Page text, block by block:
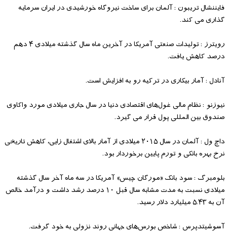
فایننشال تریبون : آلمان برای ساخت نیروگاه خورشیدی در ایران سرمایه
گذاری می کند.
رویترز : تولیدات صنعتی آمریکا در آخرین ماه سال گذشته میلادی ۴ دهم
درصد کاهش یافت.
آنادل : آمار بیکاری در ترکیه رو به افزایش است.
نیوزنو : نظام مالی غول‌های اقتصادی دنیا در سال جاری میلادی مورد واکاوی
صندوق بین المللی پول قرار می گیرد.
داچ ول : آلمان در سال ۲۰۱۵ میلادی از آمار بالای اشتغال زایی، کاهش تاریخی
نرخ بهره بانکی و تورم پایین برخوردار بود.
بلومبرگ : سود بانک «مورگان چیس» آمریکا در سه ماه آخر سال گذشته
میلادی نسبت به مدت مشابه سال قبل ۱۰ درصد رشد داشت و درآمد خالص
آن به ۵.۴۳ میلیارد دلار رسید.
آسوشیتدپرس : شاخص بورس‌های جهانی روند نزولی به خود گرفت.